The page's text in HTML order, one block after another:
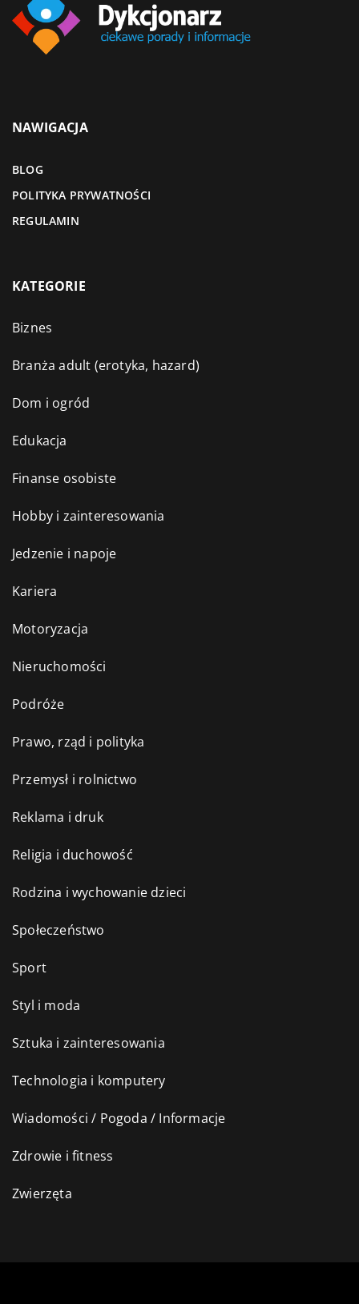
NAWIGACJA
BLOG
POLITYKA PRYWATNOŚCI
REGULAMIN
KATEGORIE
Biznes
Branża adult (erotyka, hazard)
Dom i ogród
Edukacja
Finanse osobiste
Hobby i zainteresowania
Jedzenie i napoje
Kariera
Motoryzacja
Nieruchomości
Podróże
Prawo, rząd i polityka
Przemysł i rolnictwo
Reklama i druk
Religia i duchowość
Rodzina i wychowanie dzieci
Społeczeństwo
Sport
Styl i moda
Sztuka i zainteresowania
Technologia i komputery
Wiadomości / Pogoda / Informacje
Zdrowie i fitness
Zwierzęta